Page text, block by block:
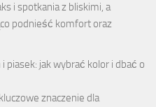
i spotkania z bliskimi, a
podnieść komfort oraz
i piasek: jak wybrać kolor i dbać o
znaczenie dla